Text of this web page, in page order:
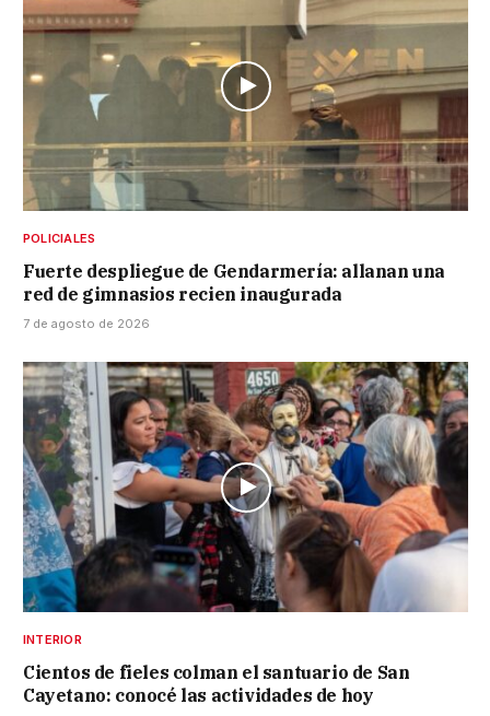
POLICIALES
Fuerte despliegue de Gendarmería: allanan una
red de gimnasios recien inaugurada
7 de agosto de 2026
INTERIOR
Cientos de fieles colman el santuario de San
Cayetano: conocé las actividades de hoy